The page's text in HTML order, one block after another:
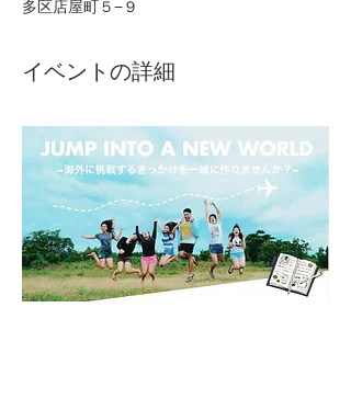
多区店屋町５−９
イベントの詳細